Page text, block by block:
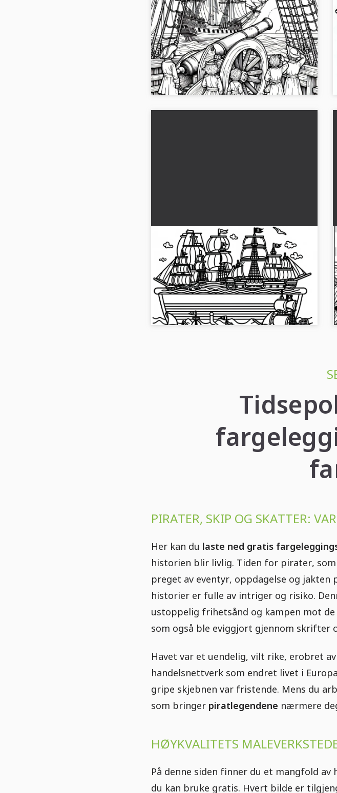
Piratbarn med kanon om bord i et
seilskip – Malebilde for piratfans
Opplev eventyret med piratbarn ombord på et
seilskip. Last ned det gratis malebildet nå og
design det etter din egen fantasi....
Tegning av leketøy seilskip for
pirater - Gratis tilbud
Oppdag den spennende verden av pirater
med dette fargeleggebildet. Last ned det gratis
bildet nå!...
PIRATER, SKIP OG SKATTER:
Her kan du laste ned gratis
historien blir livlig. Tiden for pirater,
preget av eventyr, oppdagelse og jakten
historier er fulle av intriger og risiko.
ustoppelig frihetsånd og kampen mot
som også ble eviggjort gjennom skrifter
Havet var et uendelig, vilt rike, erobret av
handelsnettverk som endret livet i
gripe skjebnen var fristende. Mens du
som bringer piratlegendene nærmere
HØYKVALITETS
På denne siden finner du et mangfold
du kan bruke gratis. Hvert bilde er